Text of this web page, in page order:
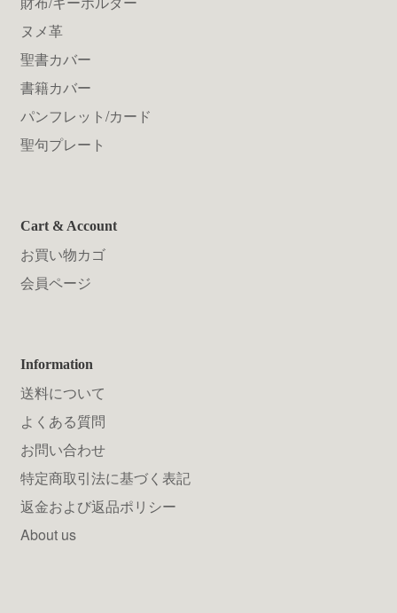
ヌメ革
聖書カバー
書籍カバー
パンフレット/カード
聖句プレート
Cart & Account
お買い物カゴ
会員ページ
Information
送料について
よくある質問
お問い合わせ
特定商取引法に基づく表記
返金および返品ポリシー
About us